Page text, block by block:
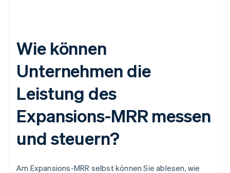
Wie können
Unternehmen die
Leistung des
Expansions-MRR messen
und steuern?
Am Expansions-MRR selbst können Sie ablesen, wie